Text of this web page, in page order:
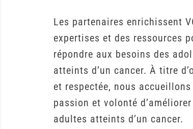
Les partenaires enrichissent
expertises et des ressources
répondre aux besoins des
atteints d’un cancer. À titre
et respectée, nous
passion et volonté
adultes atteints d’un cancer.